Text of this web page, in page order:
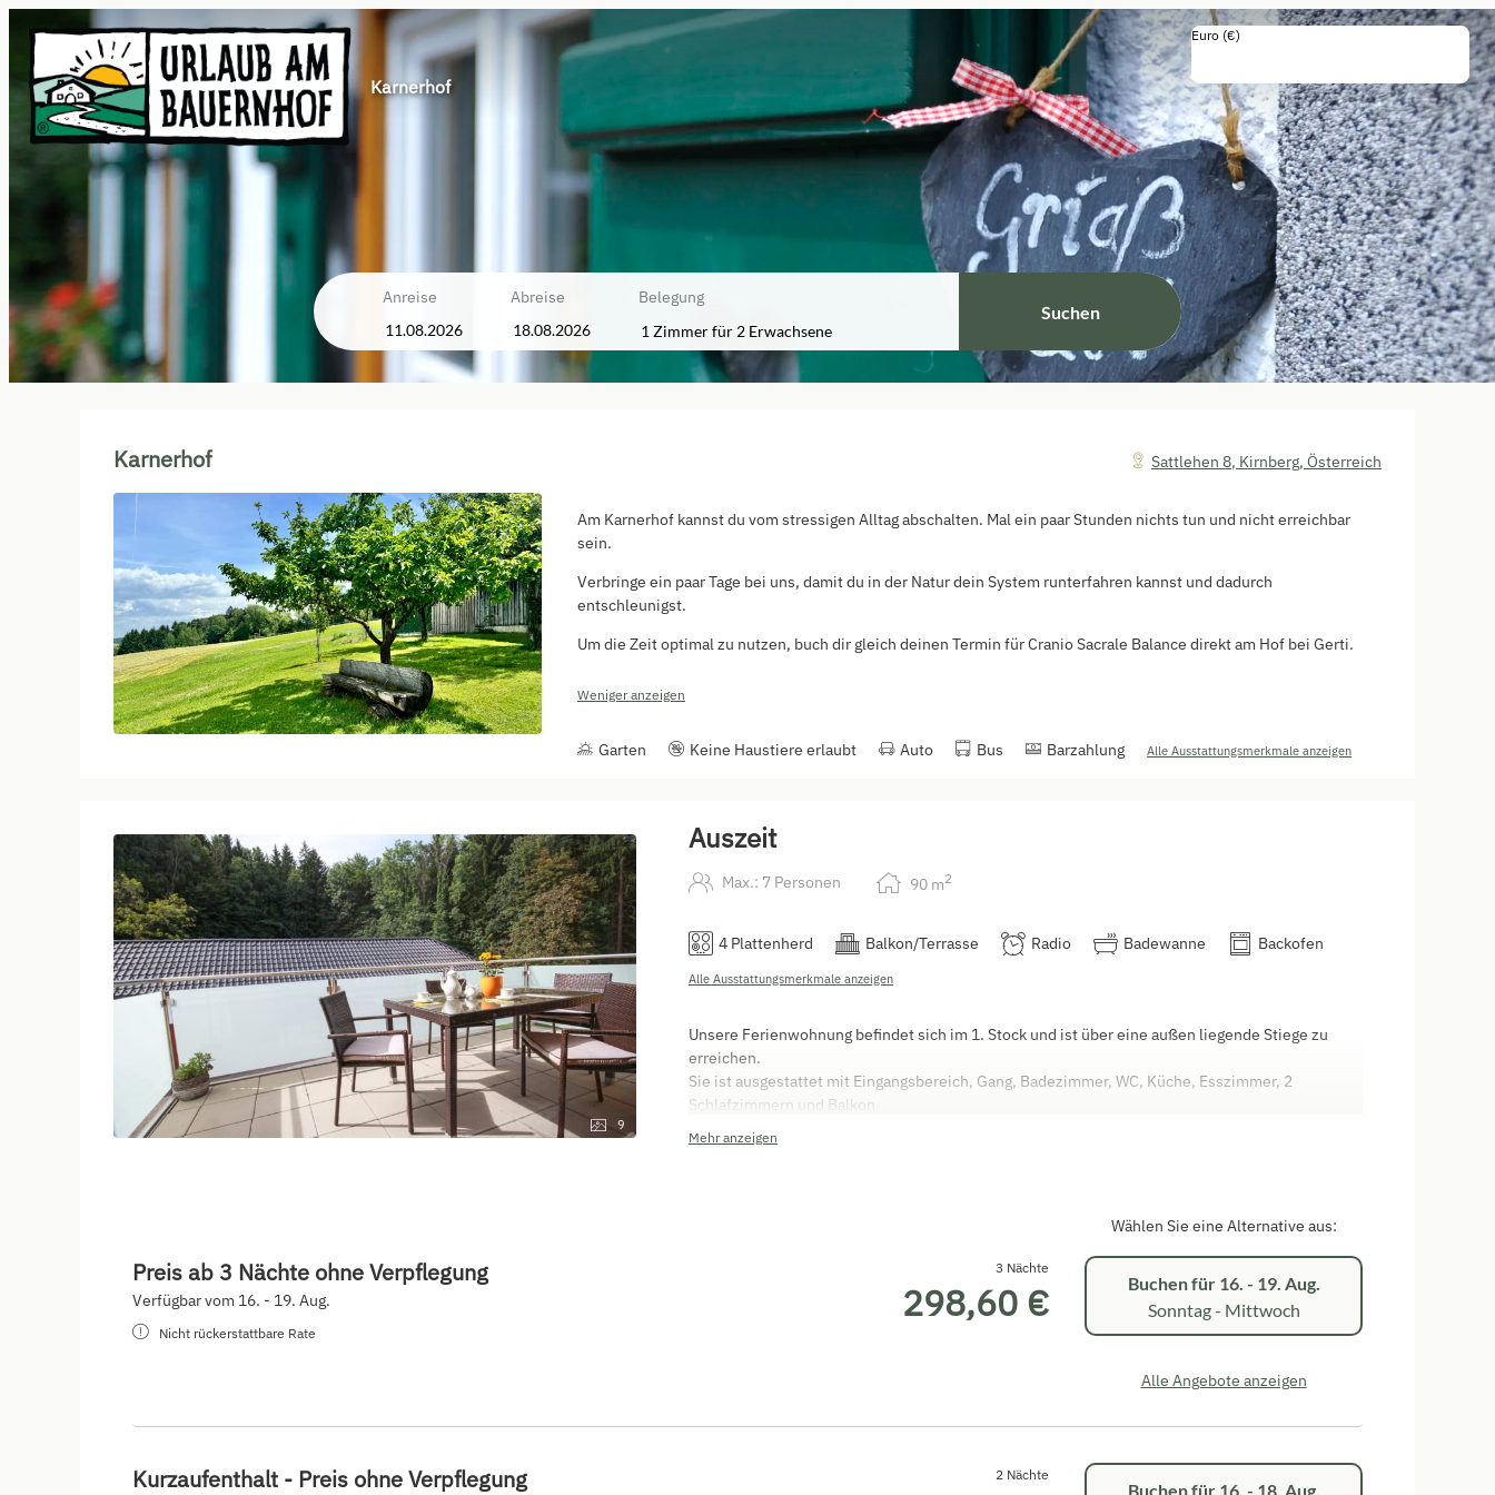
Karnerhof
Anreise Abreise Belegung
1 Zimmerfür 2 Erwachsene
Suchen
Euro (€)
Karnerhof Sattlehen 8, Kirnberg, Österreich
Am Karnerhof kannst du vom stressigen Alltag abschalten. Mal ein paar Stunden nichts tun und nicht erreichbar
sein.
Verbringe ein paar Tage bei uns, damit du in der Natur dein System runterfahren kannst und dadurch
entschleunigst.
Um die Zeit optimal zu nutzen, buch dir gleich deinen Termin für Cranio Sacrale Balance direkt am Hof bei Gerti.
Weniger anzeigen
Garten Keine Haustiere erlaubt Auto Bus Barzahlung Alle Ausstattungsmerkmale anzeigen
9
Auszeit
Max.: 7 Personen 90 m2
4 Plattenherd Balkon/Terrasse Radio Badewanne Backofen
Alle Ausstattungsmerkmale anzeigen
Unsere Ferienwohnung befindet sich im 1. Stock und ist über eine außen liegende Stiege zu
erreichen.
Sie ist ausgestattet mit Eingangsbereich, Gang, Badezimmer, WC, Küche, Esszimmer, 2
Schlafzimmern und Balkon
Im großen Schlafzimmer sind 4 Einzelbetten. Von diesem Zimmer aus erreichst du den Balkon.
Das kleine Schlafzimmer hat Platz für 2 Personen.
Mehr anzeigen
Wählen Sie eine Alternative aus:
Preis ab 3 Nächte ohne Verpflegung
Verfügbar vom 16. - 19. Aug.
Nicht rückerstattbare Rate
3 Nächte
298,60 € Buchen für 16. - 19. Aug.
Sonntag - Mittwoch
Alle Angebote anzeigen
Kurzaufenthalt - Preis ohne Verpflegung 2 Nächte
Buchen für 16. - 18. Aug.